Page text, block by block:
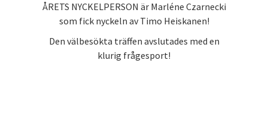
ÅRETS NYCKELPERSON är Marléne Czarnecki
som fick nyckeln av Timo Heiskanen!
Den välbesökta träffen avslutades med en
klurig frågesport!